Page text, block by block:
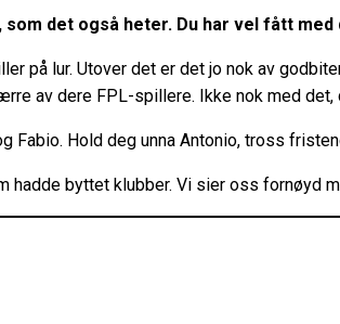
det også heter. Du har vel fått med
på lur. Utover det er det jo nok av
av dere FPL-spillere. Ikke nok med
Hold deg unna Antonio, tross
hadde byttet klubber. Vi sier oss fornøyd